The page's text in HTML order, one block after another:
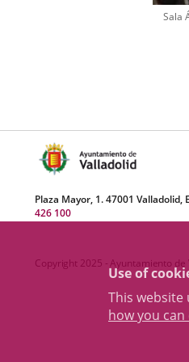
Use of
This
how you
Sala
Plaza Mayor, 1. 47001 Valladolid,
426 100
Copyright 2025 - Ayuntamiento de